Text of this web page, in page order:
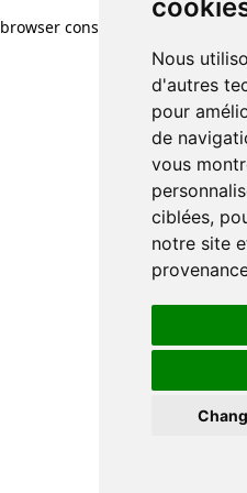
Nous
d'autres
pour
de
vous
ciblées,
notre site
browser console for more